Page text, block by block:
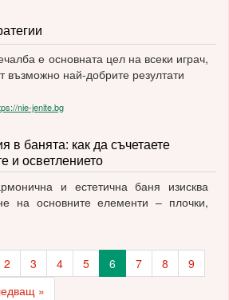
е основната цел на всеки играч,
възможно най-добрите резултати
в банята: как да съчетаете
и осветлението
nie-jenite.bg
и естетична баня изисква
на основните елементи – плочки,
2 3 4 5 6 7 8
9
»